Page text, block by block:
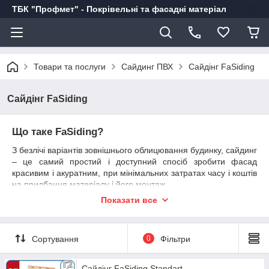
ТБК "Профмет" - Покрівельні та фасадні матеріал
Товари та послуги Сайдинг ПВХ Сайдінг FaSiding
Сайдінг FaSiding
Що таке FaSiding?
З безлічі варіантів зовнішнього облицювання будинку, сайдинг
– це самий простий і доступний спосіб зробити фасад
красивим і акуратним, при мінімальних затратах часу і коштів
на придбання матеріалу і його монтаж.
(ФаСайдинг)являє собою пластикові панелі,
реконструкції і обшивки фасаду будь-якого виду будівлі – від
літньої кухні, котеджу, садового будиночка і до
багатоповерхового будинку.Панелі ПВХ FaSiding
універсальні для всіх регіонів України, завдяки високій
Показати все
Сортування 0 Фільтри